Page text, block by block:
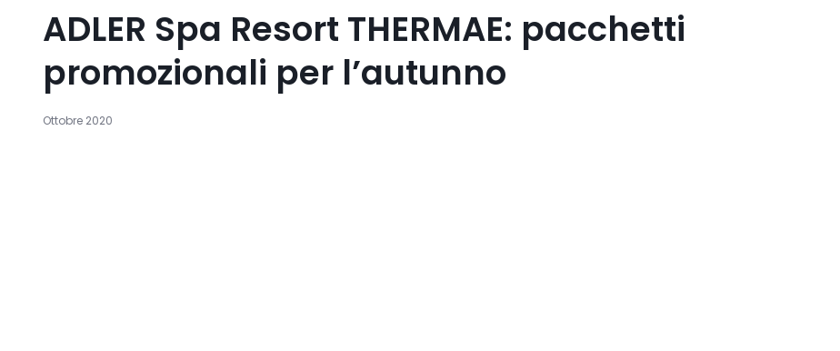
ADLER Spa Resort THERMAE: pacchetti
promozionali per l’autunno
Ottobre 2020